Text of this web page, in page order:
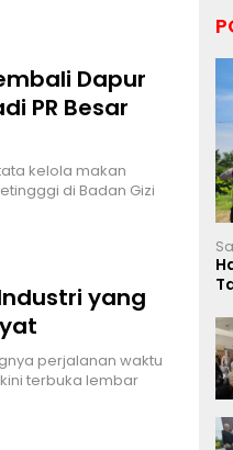
Dapur
PR Besar
kelola makan
di Badan Gizi
yang
perjalanan waktu
terbuka lembar